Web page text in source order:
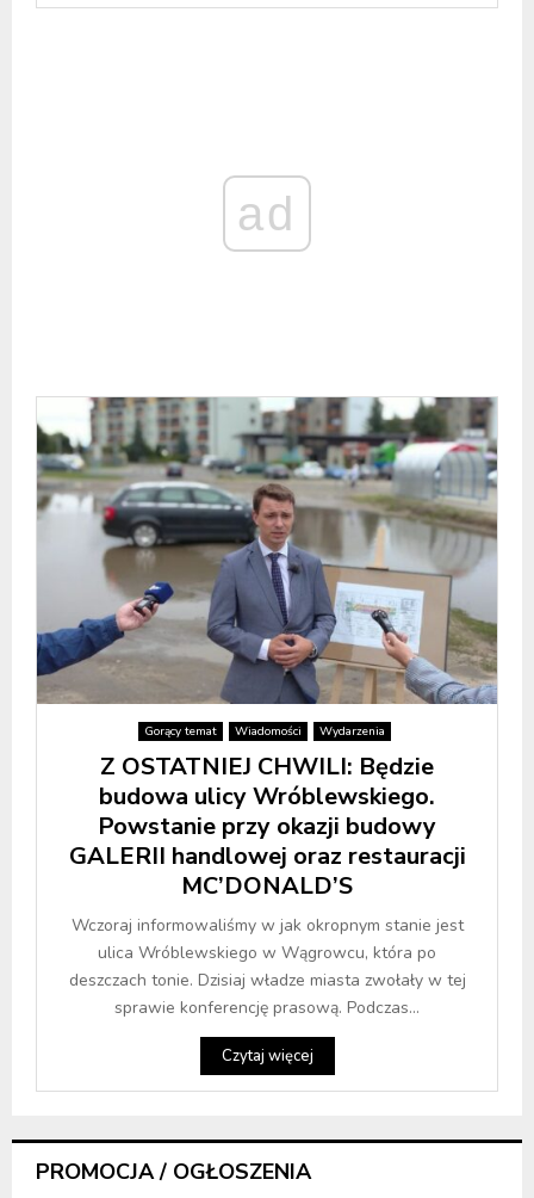
ad
Gorący temat Wiadomości Wydarzenia
Z OSTATNIEJ CHWILI: Będzie
budowa ulicy Wróblewskiego.
Powstanie przy okazji budowy
GALERII handlowej oraz restauracji
MC’DONALD’S
Wczoraj informowaliśmy w jak okropnym stanie jest
ulica Wróblewskiego w Wągrowcu, która po
deszczach tonie. Dzisiaj władze miasta zwołały w tej
sprawie konferencję prasową. Podczas...
Czytaj więcej
PROMOCJA / OGŁOSZENIA